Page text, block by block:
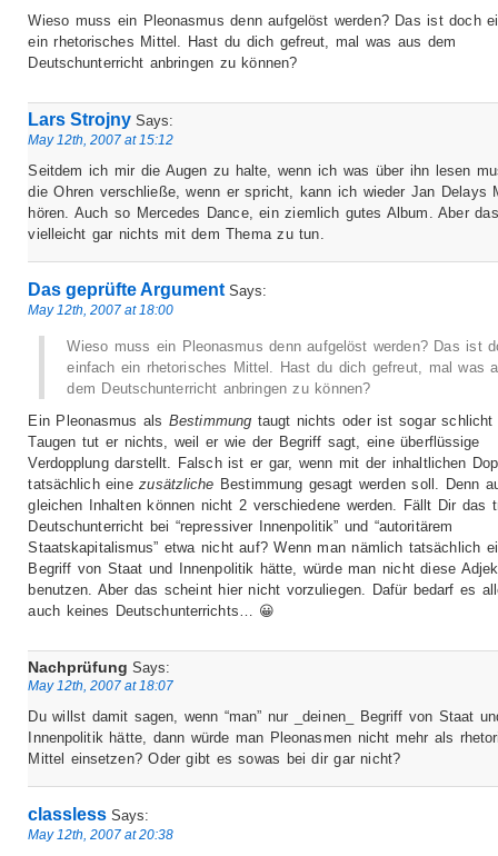
Wieso muss ein Pleonasmus denn aufgelöst werden? Das ist doch
ein rhetorisches Mittel. Hast du dich gefreut, mal was aus dem
Deutschunterricht anbringen zu können?
Lars Strojny Says:
May 12th, 2007 at 15:12
Seitdem ich mir die Augen zu halte, wenn ich was über ihn lesen
die Ohren verschließe, wenn er spricht, kann ich wieder Jan Delays
hören. Auch so Mercedes Dance, ein ziemlich gutes Album. Aber
vielleicht gar nichts mit dem Thema zu tun.
Das geprüfte ArgumentSays:
May 12th, 2007 at 18:00
Wieso muss ein Pleonasmus denn aufgelöst werden? Das ist
einfach ein rhetorisches Mittel. Hast du dich gefreut, mal was
dem Deutschunterricht anbringen zu können?
Ein Pleonasmus alsBestimmung taugt nichts oder ist sogar schlicht
Taugen tut er nichts, weil er wie der Begriff sagt, eine überflüssige
Verdopplung darstellt. Falsch ist er gar, wenn mit der inhaltlichen
tatsächlich einezusätzliche Bestimmung gesagt werden soll. Denn
gleichen Inhalten können nicht 2 verschiedene werden. Fällt Dir das
Deutschunterricht bei “repressiver Innenpolitik” und “autoritärem
Staatskapitalismus” etwa nicht auf? Wenn man nämlich tatsächlich
Begriff von Staat und Innenpolitik hätte, würde man nicht diese
benutzen. Aber das scheint hier nicht vorzuliegen. Dafür bedarf es
auch keines Deutschunterrichts… 😀
Nachprüfung Says:
May 12th, 2007 at 18:07
Du willst damit sagen, wenn “man” nur _deinen_ Begriff von Staat
Innenpolitik hätte, dann würde man Pleonasmen nicht mehr als
Mittel einsetzen? Oder gibt es sowas bei dir gar nicht?
classless Says:
May 12th, 2007 at 20:38